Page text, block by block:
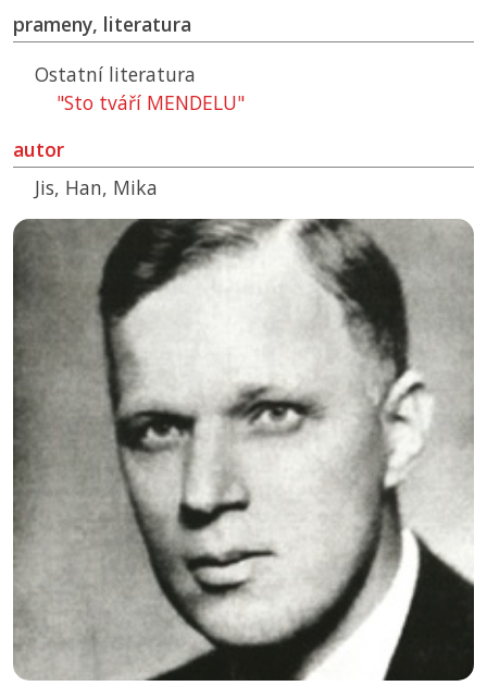
prameny, literatura
Ostatní literatura
"Sto tváří MENDELU"
autor
Jis, Han, Mika